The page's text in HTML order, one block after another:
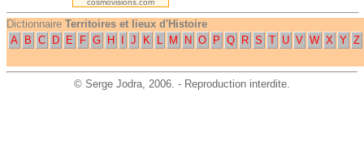
cosmovisions.com
Dictionnaire Territoires et lieux d'Histoire
A
B C D E F G H J K L M N O P Q R S T U V W X Y Z
© Serge Jodra, 2006. - Reproduction interdite.